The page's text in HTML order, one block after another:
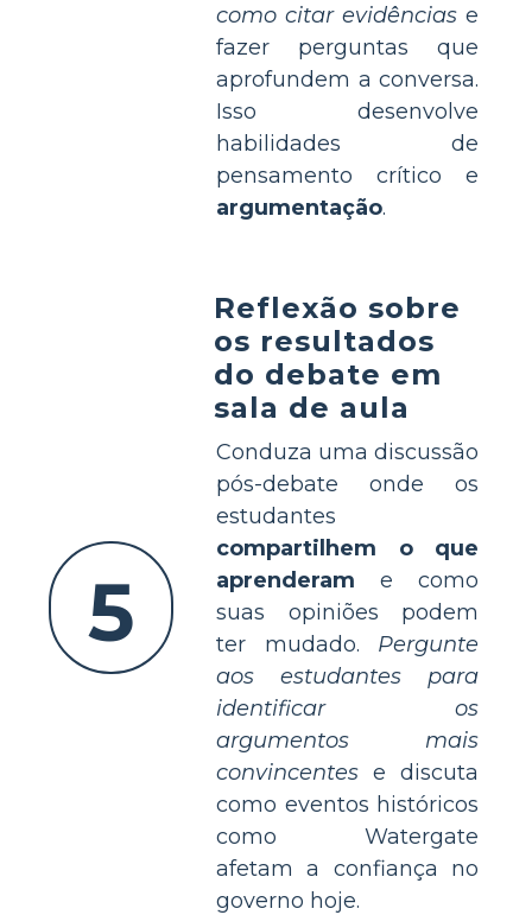
como citar evidências e
fazer perguntas que
aprofundem a conversa.
Isso desenvolve
habilidades de
pensamento crítico e
argumentação.
5
Reflexão sobre
os resultados
do debate em
sala de aula
Conduza uma discussão
pós-debate onde os
estudantes
compartilhem o que
aprenderam e como
suas opiniões podem
ter mudado. Pergunte
aos estudantes para
identificar os
argumentos mais
convincentes e discuta
como eventos históricos
como Watergate
afetam a confiança no
governo hoje.